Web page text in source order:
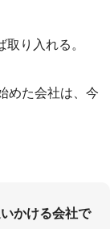
り入れる。
めた会社は、今
かける会社で